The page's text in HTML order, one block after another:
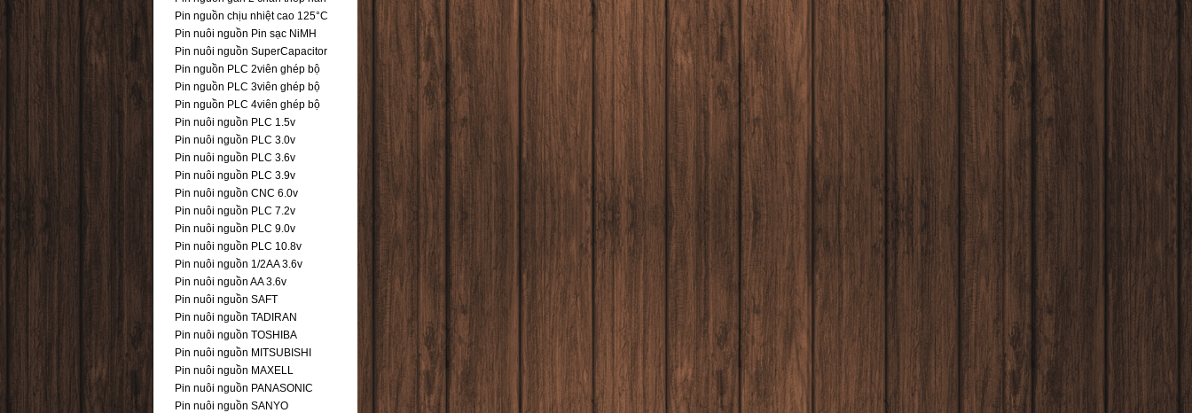
Pin nguồn chịu nhiệt cao 125°C
Pin nuôi nguồn Pin sạc NiMH
Pin nuôi nguồn SuperCapacitor
Pin nguồn PLC 2viên ghép bộ
Pin nguồn PLC 3viên ghép bộ
Pin nguồn PLC 4viên ghép bộ
Pin nuôi nguồn PLC 1.5v
Pin nuôi nguồn PLC 3.0v
Pin nuôi nguồn PLC 3.6v
Pin nuôi nguồn PLC 3.9v
Pin nuôi nguồn CNC 6.0v
Pin nuôi nguồn PLC 7.2v
Pin nuôi nguồn PLC 9.0v
Pin nuôi nguồn PLC 10.8v
Pin nuôi nguồn 1/2AA 3.6v
Pin nuôi nguồn AA 3.6v
Pin nuôi nguồn SAFT
Pin nuôi nguồn TADIRAN
Pin nuôi nguồn TOSHIBA
Pin nuôi nguồn MITSUBISHI
Pin nuôi nguồn MAXELL
Pin nuôi nguồn PANASONIC
Pin nuôi nguồn SANYO